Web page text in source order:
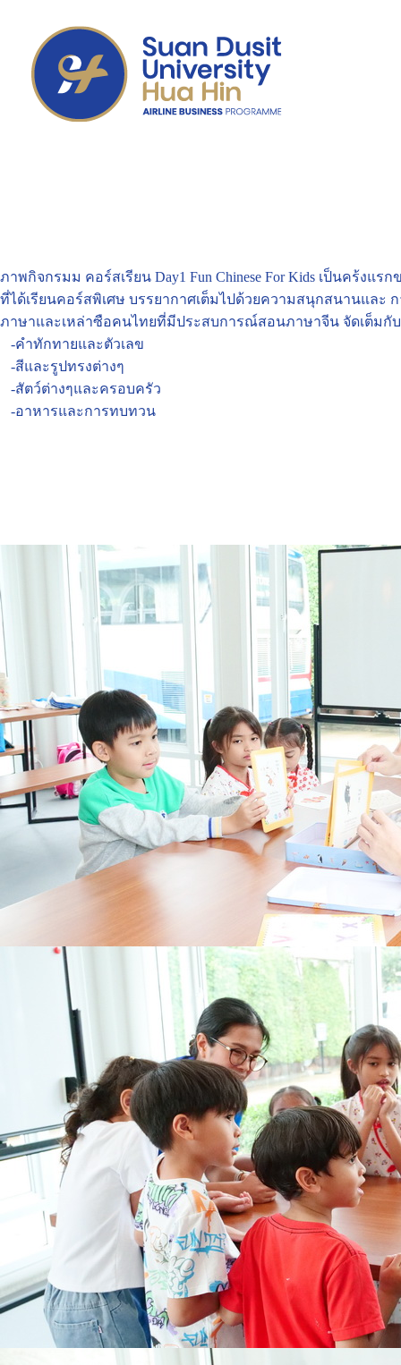
ภาพกิจกรมม คอร์สเรียน Day1 Fun Chinese For Kids เป็นคร้งแร
ที่ได้เรียนคอร์สพิเศษ บรรยากาศเต็มไปด้วยความสนุกสนานและ
ภาษาและเหล่าซือคนไทยที่มีประสบการณ์สอนภาษาจีน จัดเต็มกั
-คำทักทายและตัวเลข
-สีและรูปทรงต่างๆ
-สัตว์ต่างๆและครอบครัว
-อาหารและการทบทวน